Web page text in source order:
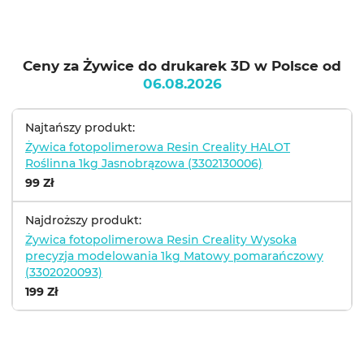
Ceny za Żywice do drukarek 3D w Polsce od
06.08.2026
Najtańszy produkt:
Żywica fotopolimerowa Resin Creality HALOT
Roślinna 1kg Jasnobrązowa (3302130006)
99 Zł
Najdroższy produkt:
Żywica fotopolimerowa Resin Creality Wysoka
precyzja modelowania 1kg Matowy pomarańczowy
(3302020093)
199 Zł